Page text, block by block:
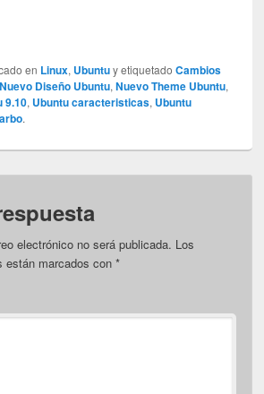
en Linux, Ubuntuy etiquetadoCambios
Nuevo Diseño Ubuntu,Nuevo Theme Ubuntu,
9.10, Ubuntu caracteristicas, Ubuntu
.
electrónico no será publicada. Los
están marcados con*